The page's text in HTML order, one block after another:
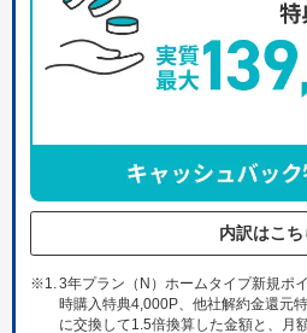
内訳はこち
※1. 3年プラン（N）ホームタイプ新規ポ
時購入特典4,000P、他社解約金還元
に交換して1.5倍換算した金額と、月